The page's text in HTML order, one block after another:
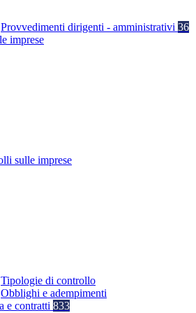
Provvedimenti dirigenti - amministrativi 36
imprese
sulle imprese
Tipologie di controllo
Obblighi e adempimenti
e contratti 833